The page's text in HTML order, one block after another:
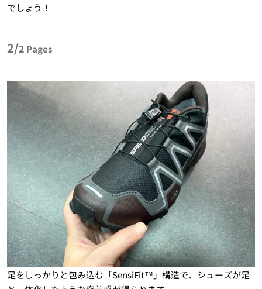
でしょう！
2/2 Pages
足をしっかりと包み込む「SensiFit™」構造で、シューズが足